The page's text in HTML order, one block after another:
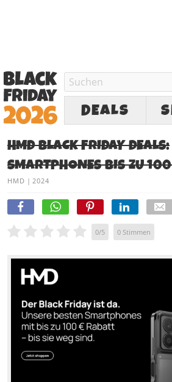
DEALS
HMD BLACK FRIDAY DEALS:
SMARTPHONES BIS ZU
HMD | 2024
0/5 0 Stimmen